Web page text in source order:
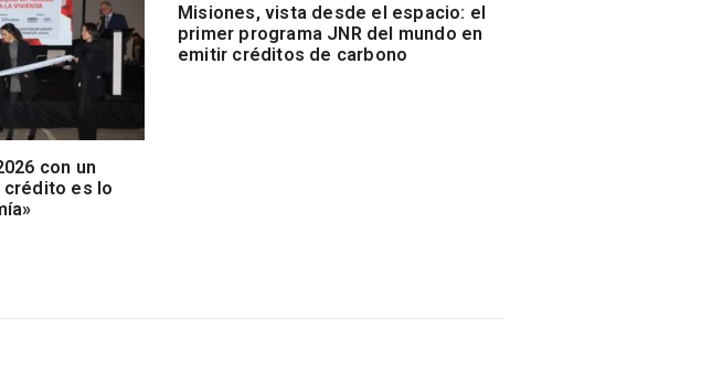
con un
crédito es lo
Misiones, vista desde el espacio: el
primer programa JNR del mundo en
emitir créditos de carbono